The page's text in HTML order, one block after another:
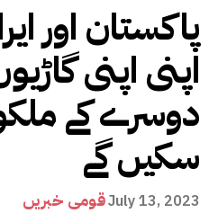
پاکستان اور
اپنی اپنی
دوسرے کے
سکیں گے
قومی خبریںJuly 13, 2023